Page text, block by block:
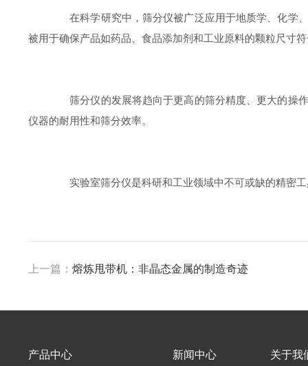
在科学研究中，筛分仪被广泛应用于地质学、化学、
被用于确保产品如药品、食品添加剂和工业原料的颗粒尺寸
筛分仪的发展将趋向于更高的筛分精度、更大的操作
仪器的耐用性和筛分效率。
实验室筛分仪是科研和工业领域中不可或缺的精密工
上一篇： 熔炼甩带机：非晶态金属的制造奇迹
产品中心 新闻中心 关于我